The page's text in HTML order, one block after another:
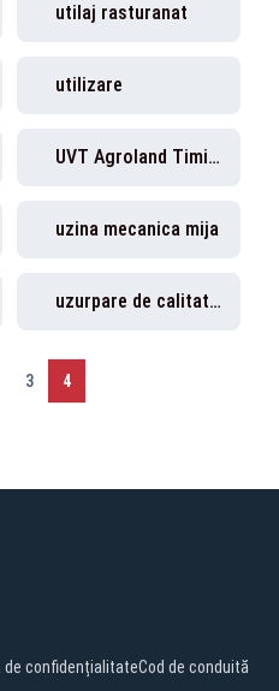
utilaj rasturanat
utilizare
UVT Agroland Timișoara
uzina mecanica mija
uzurpare de calitati oficiale
3 4
de confidențialitateCod de conduită